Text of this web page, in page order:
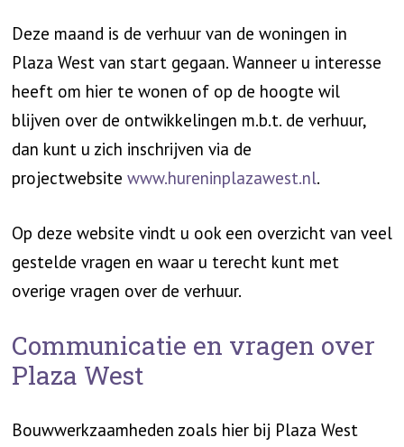
Deze maand is de verhuur van de woningen in
Plaza West van start gegaan. Wanneer u interesse
heeft om hier te wonen of op de hoogte wil
blijven over de ontwikkelingen m.b.t. de verhuur,
dan kunt u zich inschrijven via de
projectwebsite www.hureninplazawest.nl.
Op deze website vindt u ook een overzicht van veel
gestelde vragen en waar u terecht kunt met
overige vragen over de verhuur.
Communicatie en vragen over
Plaza West
Bouwwerkzaamheden zoals hier bij Plaza West